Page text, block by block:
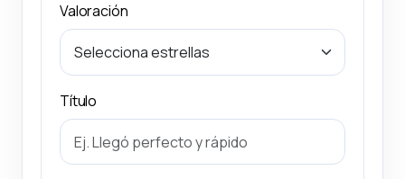
Valoración
Título